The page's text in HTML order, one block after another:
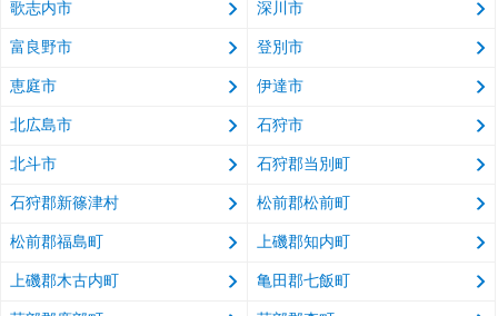
歌志内市 深川市
富良野市 登別市
恵庭市 伊達市
北広島市 石狩市
北斗市 石狩郡当別町
石狩郡新篠津村 松前郡松前町
松前郡福島町 上磯郡知内町
上磯郡木古内町 亀田郡七飯町